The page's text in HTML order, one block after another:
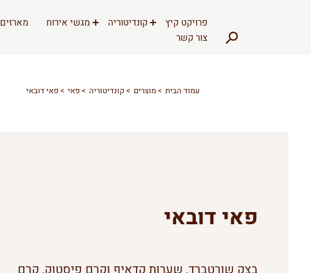
פרויקט קיץ קונדיטוריה מגשי אירוח מארזים
צור קשר
עמוד הבית מוצרים קונדיטוריה פאי פאי דובאי
פאי דובאי